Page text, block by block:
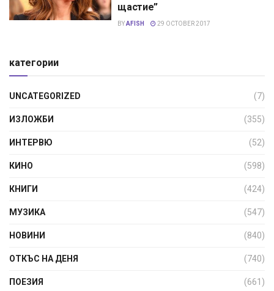
щастие”
BYAFISH 29 OCTOBER 2017
категории
UNCATEGORIZED (7)
ИЗЛОЖБИ (355)
ИНТЕРВЮ (52)
КИНО (598)
КНИГИ (424)
МУЗИКА (547)
НОВИНИ (840)
ОТКЪС НА ДЕНЯ (740)
ПОЕЗИЯ (661)